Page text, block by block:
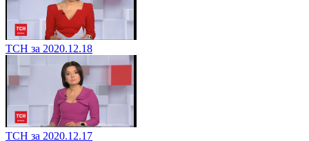
ТСН за 2020.12.18
ТСН за 2020.12.17